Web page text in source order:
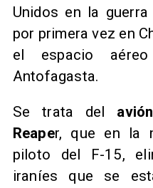
Unidos en la
por primera vez en
el espacio
Antofagasta.
Se trata del
Reaper, que en la
piloto del F-15,
iraníes que se